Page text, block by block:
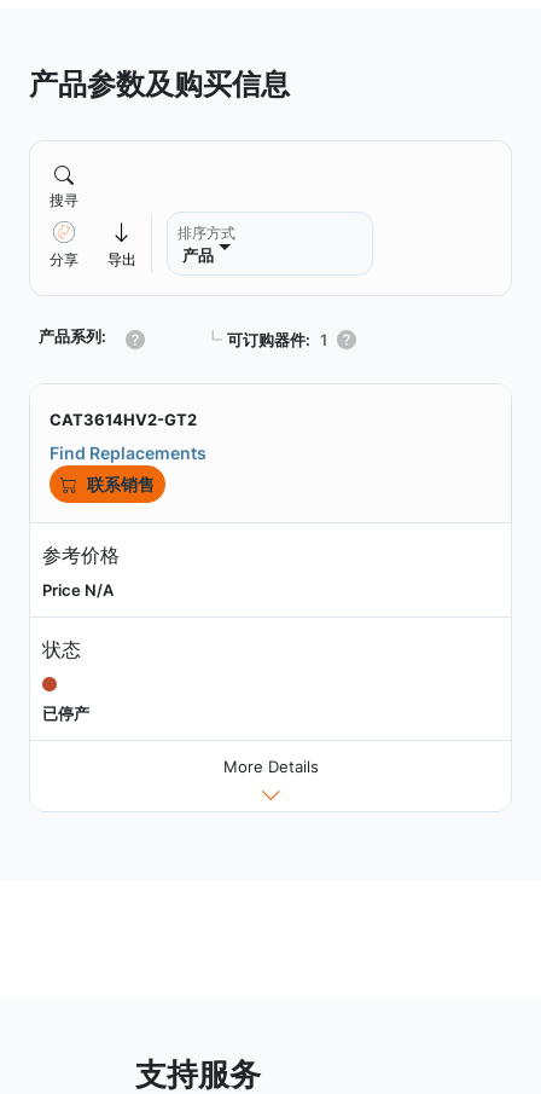
产品参数及购买信息
搜寻
分享 导出
排序方式
产品
产品系列: ┗ 可订购器件: 1
CAT3614HV2-GT2
Find Replacements
联系销售
参考价格
Price N/A
状态
已停产
More Details
支持服务